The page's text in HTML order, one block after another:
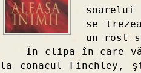
se
un rost
În clipa în care
la conacul Finchley,